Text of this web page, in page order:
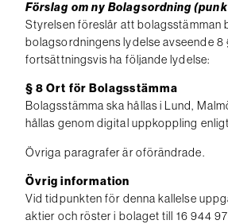
Förslag om ny Bolagsordning
Styrelsen föreslår att bolagsstämman
bolagsordningens lydelse avseende 8
fortsättningsvis ha följande lydelse:
§ 8 Ort för Bolagsstämma
Bolagsstämma ska hållas i Lund,
hållas genom digital uppkoppling
Övriga paragrafer är oförändrade.
Övrig information
Vid tidpunkten för denna kallelse
aktier och röster i bolaget till 16 944